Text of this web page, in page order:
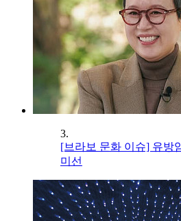
3.
[브라보 문화 이슈] 유방
미선